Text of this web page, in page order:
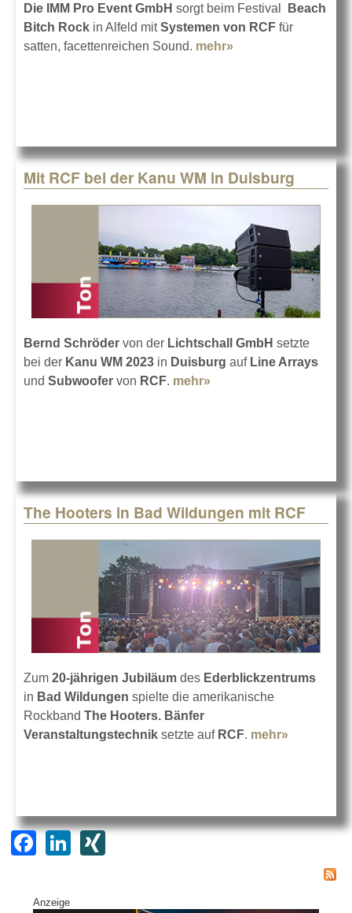
Die IMM Pro Event GmbH sorgt beim Festival
Beach
Bitch Rock in Alfeld mitSystemen von RCF für
satten, facettenreichen Sound. mehr»
Mit RCF bei der Kanu WM in Duisburg
Bernd Schröder von der Lichtschall GmbH setzte
bei der Kanu WM 2023 in Duisburg aufLine Arrays
und Subwoofer von RCF. mehr»
The Hooters in Bad Wildungen mit RCF
Zum 20-jährigen Jubiläum des Ederblickzentrums
in Bad Wildungen spielte die amerikanische
Rockband The Hooters. Bänfer
Veranstaltungstechnik setzte auf RCF. mehr»
F
c
Li XI
Anzeige